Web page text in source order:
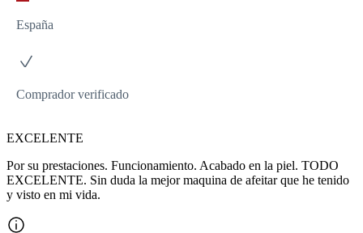
España
Comprador verificado
EXCELENTE
Por su prestaciones. Funcionamiento. Acabado en la piel. TODO
EXCELENTE. Sin duda la mejor maquina de afeitar que he tenido
y visto en mi vida.